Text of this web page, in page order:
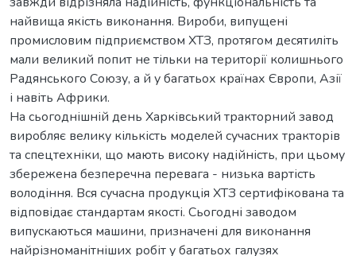
найвища якість виконання. Вироби, випущені
промисловим підприємством ХТЗ, протягом десятиліть
мали великий попит не тільки на території колишнього
Радянського Союзу, а й у багатьох країнах Європи, Азії
і навіть Африки.
На сьогоднішній день Харківський тракторний завод
виробляє велику кількість моделей сучасних тракторів
та спецтехніки, що мають високу надійність, при цьому
збережена безперечна перевага - низька вартість
володіння. Вся сучасна продукція ХТЗ сертифікована та
відповідає стандартам якості. Сьогодні заводом
випускаються машини, призначені для виконання
найрізноманітніших робіт у багатьох галузях